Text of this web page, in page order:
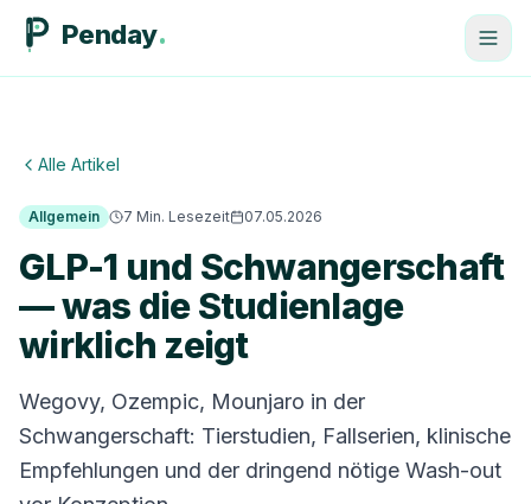
Penday
Alle Artikel
Allgemein 7 Min. Lesezeit 07.05.2026
GLP-1 und Schwangerschaft
— was die Studienlage
wirklich zeigt
Wegovy, Ozempic, Mounjaro in der
Schwangerschaft: Tierstudien, Fallserien, klinische
Empfehlungen und der dringend nötige Wash-out